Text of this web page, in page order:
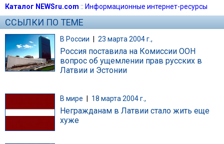
Каталог NEWSru.com :: Информационные интернет-ресурсы
ССЫЛКИ ПО ТЕМЕ
В России | 23 марта 2004 г.,
Россия поставила на Комиссии ООН
вопрос об ущемлении прав русских в
Латвии и Эстонии
В мире 18 марта 2004 г.,
Негражданам в Латвии стало жить еще
хуже